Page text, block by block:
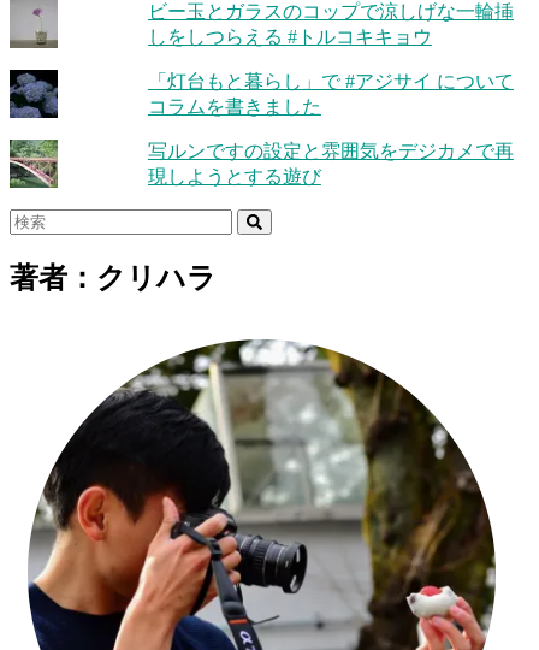
ビー玉とガラスのコップで涼しげな一輪挿
しをしつらえる #トルコキキョウ
「灯台もと暮らし」で #アジサイ について
コラムを書きました
写ルンですの設定と雰囲気をデジカメで再
現しようとする遊び
著者：クリハラ